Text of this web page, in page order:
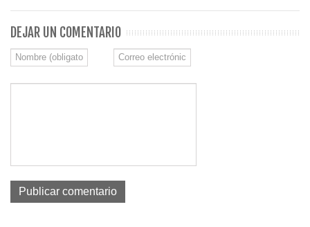
DEJAR UN COMENTARIO